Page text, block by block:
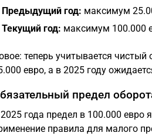
Предыдущий год: максимум
Текущий год: максимум 100.000
теперь учитывается чистый
евро, а в 2025 году
предел
года предел в 100.000 евро
правила для малого